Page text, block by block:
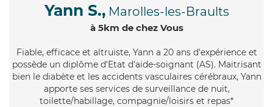
Yann S., Marolles-les-Braults
à 5km de chez Vous
Fiable, efficace et altruiste, Yann a 20 ans d'expérience et
possède un diplôme d'Etat d'aide-soignant (AS). Maitrisant
bien le diabète et les accidents vasculaires cérébraux, Yann
apporte ses services de surveillance de nuit,
toilette/habillage, compagnie/loisirs et repas*